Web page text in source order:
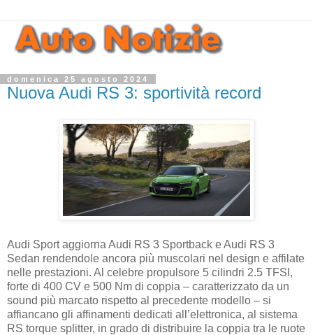
domenica 25 agosto 2024
Nuova Audi RS 3: sportività record
Audi Sport aggiorna Audi RS 3 Sportback e Audi RS 3
Sedan rendendole ancora più muscolari nel design e affilate
nelle prestazioni. Al celebre propulsore 5 cilindri 2.5 TFSI,
forte di 400 CV e 500 Nm di coppia – caratterizzato da un
sound più marcato rispetto al precedente modello – si
affiancano gli affinamenti dedicati all’elettronica, al sistema
RS torque splitter, in grado di distribuire la coppia tra le ruote